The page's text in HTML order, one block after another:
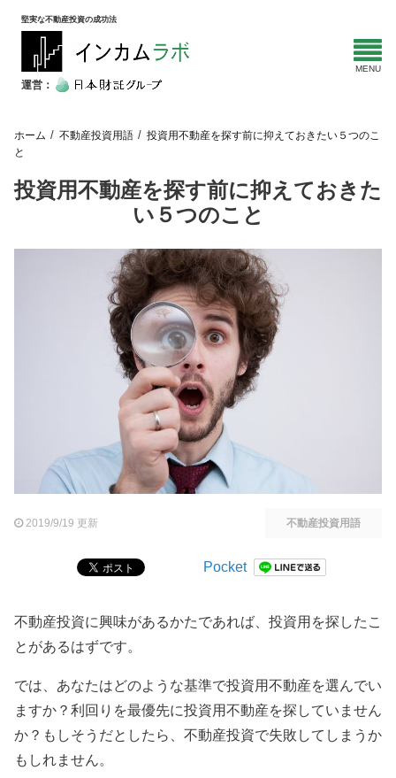
堅実な不動産投資の成功法
運営：
ホーム 不動産投資用語
投資用不動産を探す前に抑えておきたい５つのこ
と
投資用不動産を探す前に抑えておきた
い５つのこと
2019/9/19 更新 不動産投資用語
Pocket
不動産投資に興味があるかたであれば、投資用を探したこ
とがあるはずです。
では、あなたはどのような基準で投資用不動産を選んでい
ますか？利回りを最優先に投資用不動産を探していません
か？もしそうだとしたら、不動産投資で失敗してしまうか
もしれません。